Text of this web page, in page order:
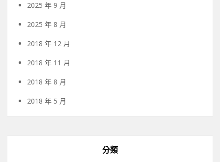
2025 年 9 月
2025 年 8 月
2018 年 12 月
2018 年 11 月
2018 年 8 月
2018 年 5 月
分類